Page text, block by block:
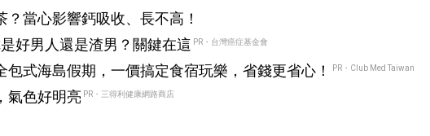
底
？當心影響鈣吸收、長不高！
好男人還是渣男？關鍵在這 PR・台灣癌症基金會
包式海島假期，一價搞定食宿玩樂，省錢更省心！ PR・Club Med Taiwan
氣色好明亮 PR・三得利健康網路商店